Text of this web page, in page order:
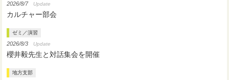
2026/8/7 Update
カルチャー部会
ゼミ／演習
2026/8/3 Update
櫻井毅先生と対話集会を開催
地方支部